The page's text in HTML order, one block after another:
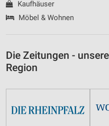
Kaufhäuser
Möbel & Wohnen
Die Zeitungen -
Region